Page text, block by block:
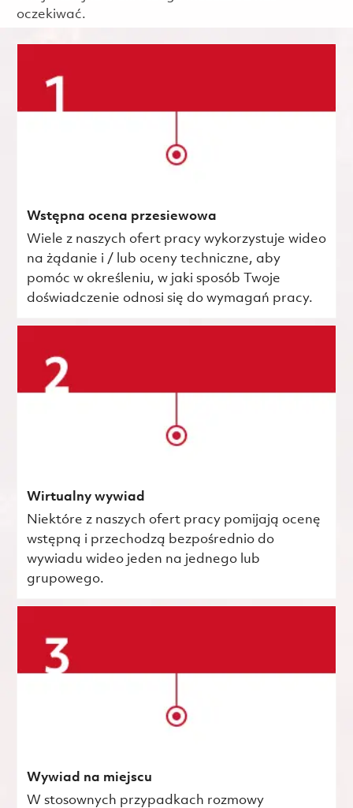
oczekiwać.
Wstępna ocena przesiewowa
Wiele z naszych ofert pracy wykorzystuje wideo
na żądanie i / lub oceny techniczne, aby
pomóc w określeniu, w jaki sposób Twoje
doświadczenie odnosi się do wymagań pracy.
Wirtualny wywiad
Niektóre z naszych ofert pracy pomijają ocenę
wstępną i przechodzą bezpośrednio do
wywiadu wideo jeden na jednego lub
grupowego.
Wywiad na miejscu
W stosownych przypadkach rozmowy